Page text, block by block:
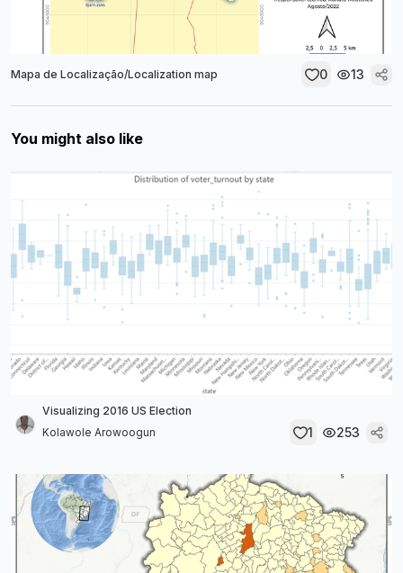
Mapa de Localização/Localization map 0 13
You might also like
Visualizing 2016 US Election
Kolawole Arowoogun
1 253